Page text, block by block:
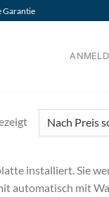
Garantie
Nach
Preis
aufsteigend
installiert. Sie
automatisch mit